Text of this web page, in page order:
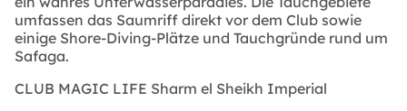
umfassen das Saumriff direkt vor dem Club sowie
einige Shore-Diving-Plätze und Tauchgründe rund um
Safaga.
CLUB MAGIC LIFE Sharm el Sheikh Imperial